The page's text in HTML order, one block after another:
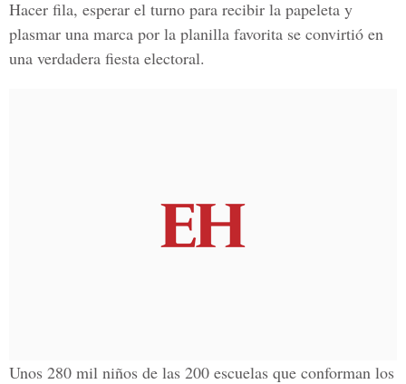
Hacer fila, esperar el turno para recibir la papeleta y
plasmar una marca por la planilla favorita se convirtió en
una verdadera fiesta electoral.
Unos 280 mil niños de las 200 escuelas que conforman los